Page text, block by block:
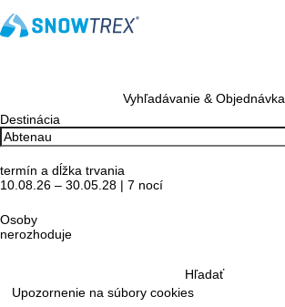
Upozornenie na súbory cookies
Vyhľadávanie & Objednávka
Destinácia
termín a dĺžka trvania
10.08.26 – 30.05.28 | 7 nocí
Osoby
nerozhoduje
Hľadať